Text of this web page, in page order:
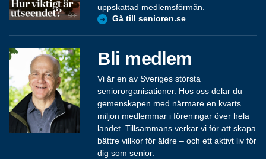
uppskattad medlemsförmån.
Gå till senioren.se
Bli medlem
Vi är en av Sveriges största
seniororganisationer. Hos oss delar du
gemenskapen med närmare en kvarts
miljon medlemmar i föreningar över hela
landet. Tillsammans verkar vi för att skapa
bättre villkor för äldre – och ett aktivt liv för
dig som senior.